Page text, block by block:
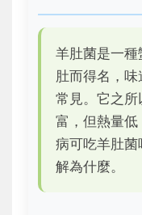
羊肚菌是一
肚而得名，
常見。它之
富，但熱量
病可吃羊肚菌
解為什麼。